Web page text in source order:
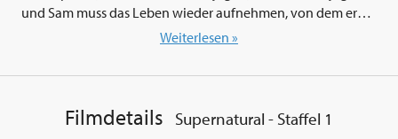
und Sam muss das Leben wieder aufnehmen, von dem er
nichts mehr wissen wollte...
anschauen, die den Zuschauern die Haare zu Berge stehen
ließen und die Kritiker in ihren Bann schlugen. Halten Sie
Weiterlesen »
Filmdetails Supernatural - Staffel 1